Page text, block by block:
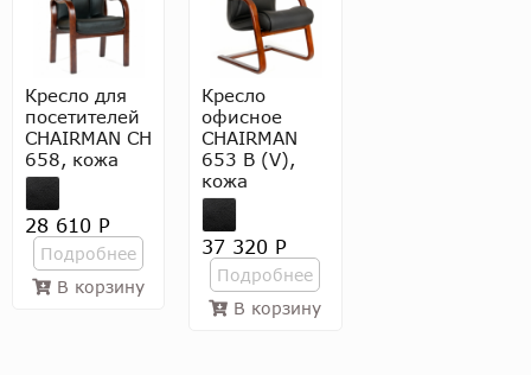
Кресло для
посетителей
CHAIRMAN CH
658, кожа
28 610 Р
Подробнее
В корзину
Кресло
офисное
CHAIRMAN
653 В (V),
кожа
37 320 Р
Подробнее
В корзину